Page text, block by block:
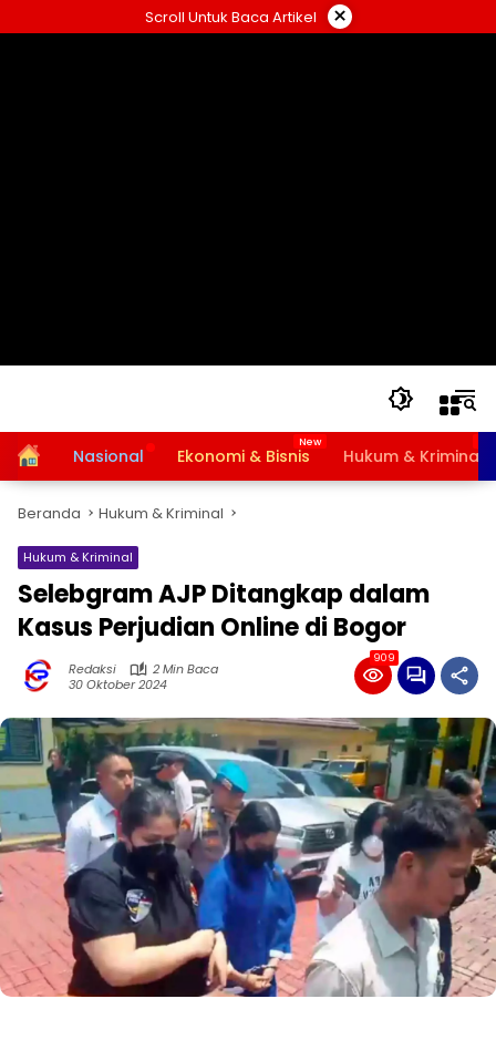
ke
Scroll Untuk Baca Artikel ×
HomeNasional Ekonomi & Bisnis Hukum & Kriminal
Beranda Hukum & Kriminal
Hukum & Kriminal
Selebgram AJP Ditangkap dalam
Kasus Perjudian Online di Bogor
Redaksi
2 Min Baca
30 Oktober 2024
909